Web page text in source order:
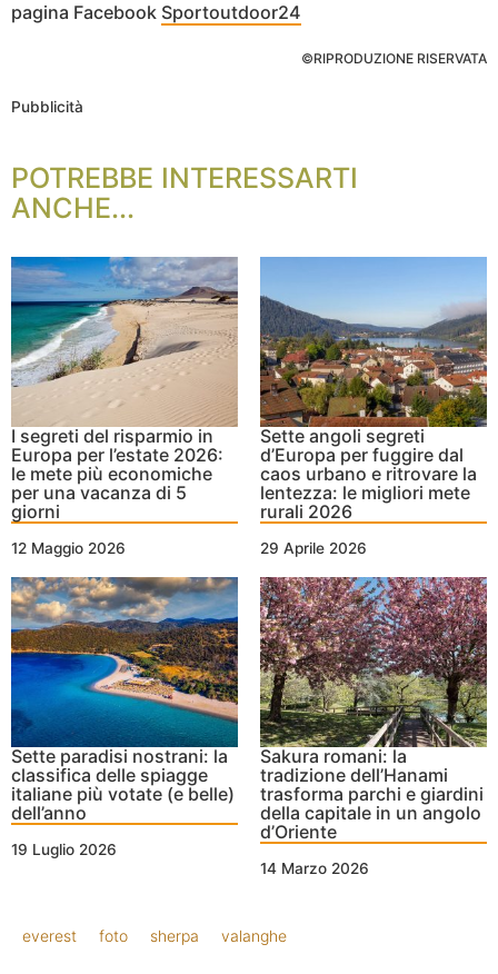
pagina Facebook Sportoutdoor24
©RIPRODUZIONE RISERVATA
Pubblicità
POTREBBE INTERESSARTI
ANCHE...
I segreti del risparmio in
Europa per l’estate 2026:
le mete più economiche
per una vacanza di 5
giorni
12 Maggio 2026
Sette angoli segreti
d’Europa per fuggire dal
caos urbano e ritrovare la
lentezza: le migliori mete
rurali 2026
29 Aprile 2026
Sette paradisi nostrani: la
classifica delle spiagge
italiane più votate (e belle)
dell’anno
19 Luglio 2026
Sakura romani: la
tradizione dell’Hanami
trasforma parchi e giardini
della capitale in un angolo
d’Oriente
14 Marzo 2026
everest foto sherpa valanghe